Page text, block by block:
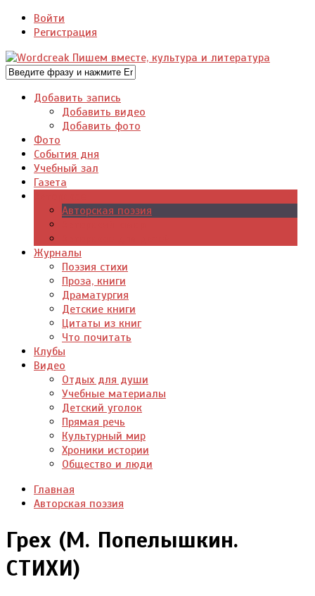
Войти
Регистрация
Добавить запись
Добавить видео
Добавить фото
Фото
События дня
Учебный зал
Газета
Авторская поэзия
Журналы
Поэзия стихи
Проза, книги
Драматургия
Детские книги
Цитаты из книг
Что почитать
Клубы
Видео
Отдых для души
Учебные материалы
Детский уголок
Прямая речь
Культурный мир
Хроники истории
Общество и люди
Главная
Авторская поэзия
Грех (М. Попелышкин.
СТИХИ)